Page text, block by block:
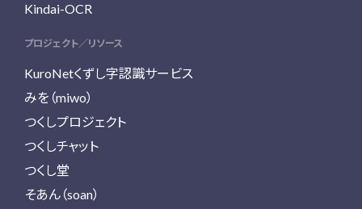
Kindai-OCR
プロジェクト／リソース
KuroNetくずし字認識サービス
みを（miwo）
つくしプロジェクト
つくしチャット
つくし堂
そあん（soan）